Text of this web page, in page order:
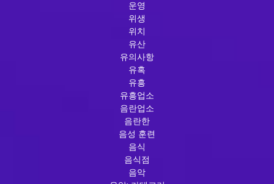
운영
위생
위치
유산
유의사항
유혹
유흥
유흥업소
음란업소
음란한
음성 훈련
음식
음식점
음악